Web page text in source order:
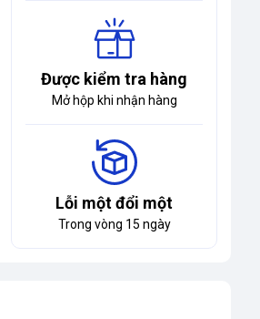
Được kiểm tra hàng
Mở hộp khi nhận hàng
Lỗi một đổi một
Trong vòng 15 ngày